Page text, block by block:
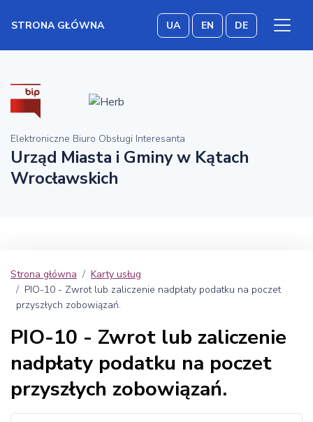
STRONA GŁÓWNA UA EN DE
Elektroniczne Biuro Obsługi Interesanta
Urząd Miasta i Gminy w Kątach
Wrocławskich
Strona główna
Karty usług
PIO-10 - Zwrot lub zaliczenie nadpłaty podatku na poczet
przyszłych zobowiązań.
PIO-10 - Zwrot lub zaliczenie
nadpłaty podatku na poczet
przyszłych zobowiązań.